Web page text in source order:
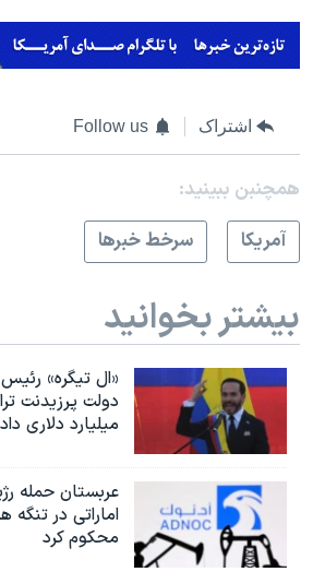
اشتراک Follow us
همچنبن ببینید:
آمريکا
سرخط خبرها
بیشتر بخوانید
«ال تیگره»
دولت پرزیدنت
میلیارد دلاری داد
عربستان حمله
اماراتی در تنگه
محکوم کرد